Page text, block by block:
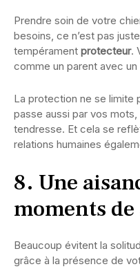
Prendre soin de votre
besoins, ce n’est pas
tempérament protecteur.
comme un parent avec un
La protection ne se limite
passe aussi par vos
tendresse. Et cela se
relations humaines
8. Une
moments
Beaucoup évitent la
grâce à la présence de